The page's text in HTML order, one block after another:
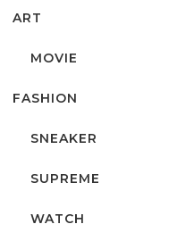
ART
MOVIE
FASHION
SNEAKER
SUPREME
WATCH